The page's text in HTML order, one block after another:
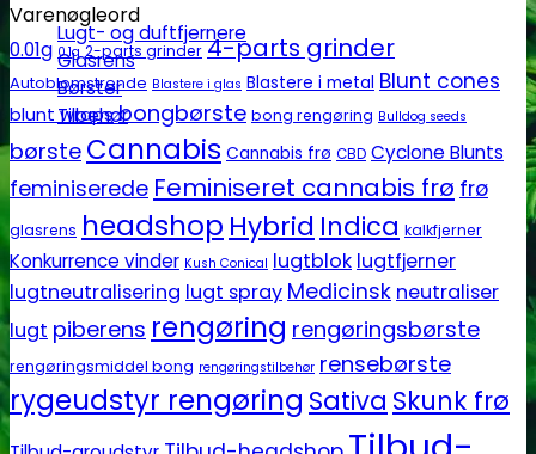
Lugt- og duftfjernere
Glasrens
Børster
Tilbehør
Varenøgleord
0.01g 0.1g 2-parts grinder 4-parts grinder
Autoblomstrende Blastere i glas Blastere i metal Blunt cones
blunt wrapsbongbørste bong rengøring Bulldog seeds
børste Cannabis Cannabis frø CBD Cyclone Blunts
feminiserede Feminiseret cannabis frø frø
glasrens headshop Hybrid Indica kalkfjerner
Konkurrence vinder Kush Conical lugtblok lugtfjerner
lugtneutralisering lugt spray Medicinsk neutraliser
lugt piberens rengøring rengøringsbørste
rengøringsmiddel bong rengøringstilbehør rensebørste
rygeudstyr rengøring Sativa Skunk frø